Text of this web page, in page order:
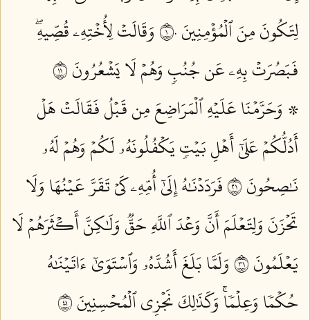
لِتَكُونَ مِنَ ٱلۡمُؤۡمِنِينَ ١٠
وَقَالَتۡ لِأُخۡتِهِۦ قُصِّيهِۖ
فَبَصُرَتۡ بِهِۦ عَن جُنُبٖ وَهُمۡ لَا يَشۡعُرُونَ ١١
۞ وَحَرَّمۡنَا عَلَيۡهِ ٱلۡمَرَاضِعَ مِن قَبۡلُ فَقَالَتۡ هَلۡ
أَدُلُّكُمۡ عَلَىٰٓ أَهۡلِ بَيۡتٖ يَكۡفُلُونَهُۥ لَكُمۡ وَهُمۡ لَهُۥ
نَٰصِحُونَ ١٢
فَرَدَدۡنَٰهُ إِلَىٰٓ أُمِّهِۦ كَيۡ تَقَرَّ عَيۡنُهَا وَلَا
تَحۡزَنَ وَلِتَعۡلَمَ أَنَّ وَعۡدَ ٱللَّهِ حَقّٞ وَلَٰكِنَّ أَكۡثَرَهُمۡ لَا
يَعۡلَمُونَ ١٣
وَلَمَّا بَلَغَ أَشُدَّهُۥ وَٱسۡتَوَىٰٓ ءَاتَيۡنَٰهُ
حُكۡمٗا وَعِلۡمٗاۚ وَكَذَٰلِكَ نَجۡزِي ٱلۡمُحۡسِنِينَ ١٤